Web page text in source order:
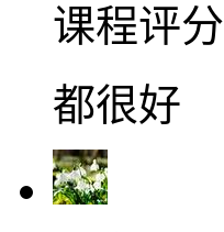
课程评分
都很好